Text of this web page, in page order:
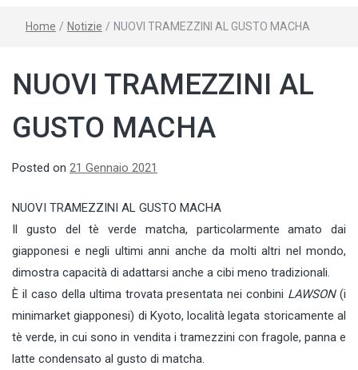
Home / Notizie / NUOVI TRAMEZZINI AL GUSTO MACHA
NUOVI TRAMEZZINI AL
GUSTO MACHA
Posted on 21 Gennaio 2021
NUOVI TRAMEZZINI AL GUSTO MACHA
Il gusto del tè verde matcha, particolarmente amato dai
giapponesi e negli ultimi anni anche da molti altri nel mondo,
dimostra capacità di adattarsi anche a cibi meno tradizionali.
È il caso della ultima trovata presentata nei conbini LAWSON(i
minimarket giapponesi) di Kyoto, località legata storicamente al
tè verde, in cui sono in vendita i tramezzini con fragole, panna e
latte condensato al gusto di matcha.